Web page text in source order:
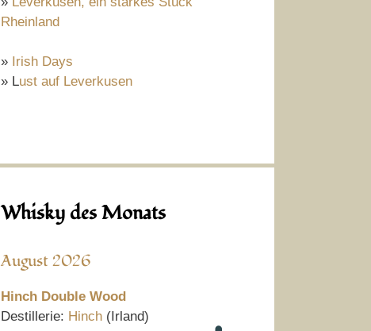
Rheinland
» Irish Days
» Lust auf Leverkusen
Whisky des Monats
August 2026
Hinch Double Wood
Destillerie: Hinch (Irland)